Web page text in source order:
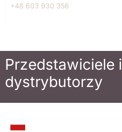
+48 603 930 356
Przedstawiciele i
dystrybutorzy